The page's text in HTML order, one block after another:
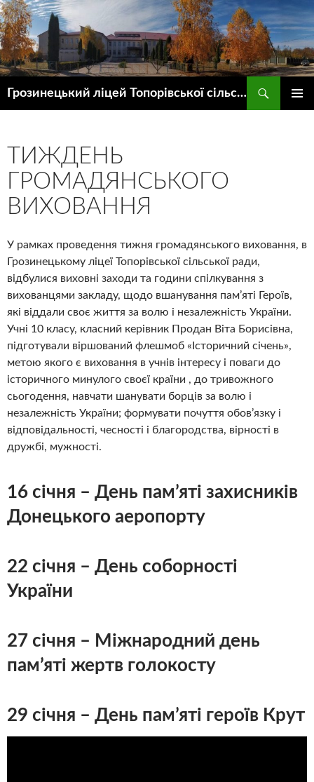
Грозинецький ліцей Топорівської сільської ради
ТИЖДЕНЬ
ГРОМАДЯНСЬКОГО
ВИХОВАННЯ
У рамках проведення тижня громадянського виховання, в
Грозинецькому ліцеї Топорівської сільської ради,
відбулися виховні заходи та години спілкування з
вихованцями закладу, щодо вшанування пам’яті Героїв,
які віддали своє життя за волю і незалежність України.
Учні 10 класу, класний керівник Продан Віта Борисівна,
підготували віршований флешмоб «Історичний січень»,
метою якого є виховання в учнів інтересу і поваги до
історичного минулого своєї країни , до тривожного
сьогодення, навчати шанувати борців за волю і
незалежність України; формувати почуття обов’язку і
відповідальності, чесності і благородства, вірності в
дружбі, мужності.
16 січня – День пам’яті захисників
Донецького аеропорту
22 січня – День соборності
України
27 січня – Міжнародний день
пам’яті жертв голокосту
29 січня – День пам’яті героїв Крут